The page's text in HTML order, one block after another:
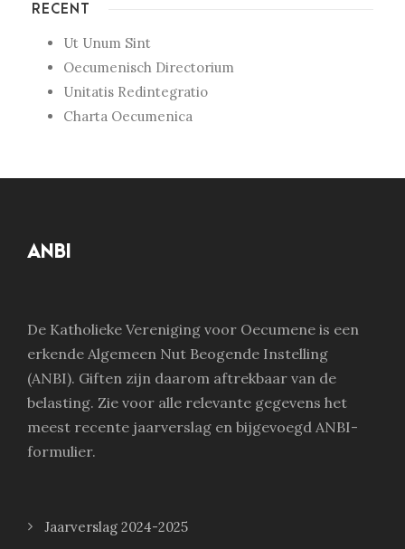
RECENT
Ut Unum Sint
Oecumenisch Directorium
Unitatis Redintegratio
Charta Oecumenica
ANBI
De Katholieke Vereniging voor Oecumene is een
erkende Algemeen Nut Beogende Instelling
(ANBI). Giften zijn daarom aftrekbaar van de
belasting. Zie voor alle relevante gegevens het
meest recente jaarverslag en bijgevoegd ANBI-
formulier.
Jaarverslag 2024-2025